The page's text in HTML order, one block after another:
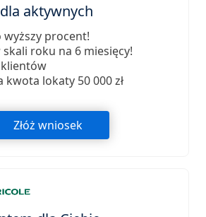
aktywnych
procent!
skali roku na 6 miesięcy!
kwota lokaty 50 000 zł
Złóż wniosek